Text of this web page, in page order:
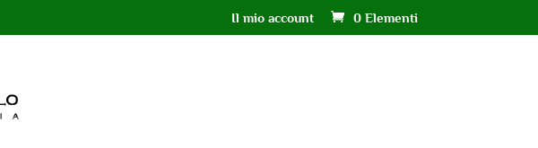
Il mio account 0 Elementi